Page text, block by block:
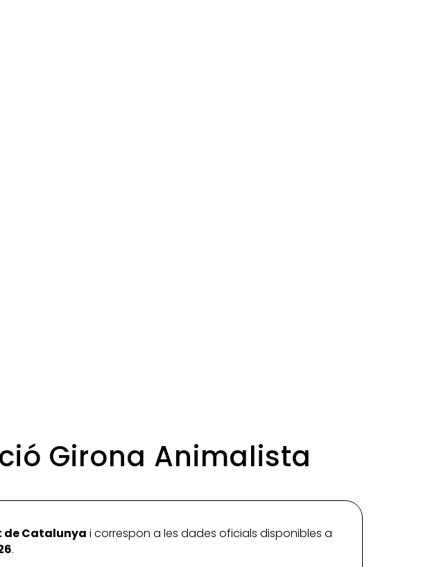
Girona Animalista
de Catalunya i correspon a les dades oficials disponibles a
.